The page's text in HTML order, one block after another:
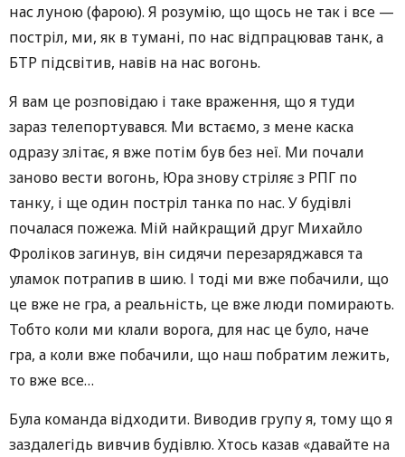
нас луною (фарою). Я розумію, що щось не так і все —
постріл, ми, як в тумані, по нас відпрацював танк, а
БТР підсвітив, навів на нас вогонь.
Я вам це розповідаю і таке враження, що я туди
зараз телепортувався. Ми встаємо, з мене каска
одразу злітає, я вже потім був без неї. Ми почали
заново вести вогонь, Юра знову стріляє з РПГ по
танку, і ще один постріл танка по нас. У будівлі
почалася пожежа. Мій найкращий друг Михайло
Фроліков загинув, він сидячи перезаряджався та
уламок потрапив в шию. І тоді ми вже побачили, що
це вже не гра, а реальність, це вже люди помирають.
Тобто коли ми клали ворога, для нас це було, наче
гра, а коли вже побачили, що наш побратим лежить,
то вже все…
Була команда відходити. Виводив групу я, тому що я
заздалегідь вивчив будівлю. Хтось казав «давайте на